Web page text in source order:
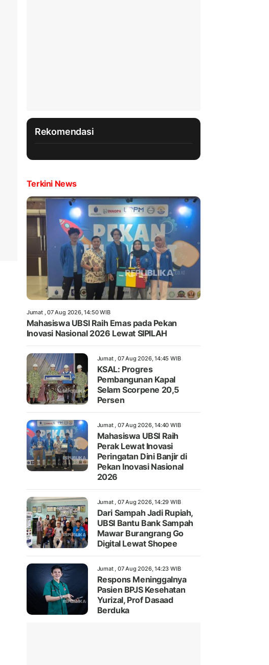
Rekomendasi
Terkini News
Jumat , 07 Aug 2026, 14:50 WIB
Mahasiswa UBSI Raih Emas pada Pekan
Inovasi Nasional 2026 Lewat SIPILAH
Jumat , 07 Aug 2026, 14:45 WIB
KSAL: Progres
Pembangunan Kapal
Selam Scorpene 20,5
Persen
Jumat , 07 Aug 2026, 14:40 WIB
Mahasiswa UBSI Raih
Perak Lewat Inovasi
Peringatan Dini Banjir di
Pekan Inovasi Nasional
2026
Jumat , 07 Aug 2026, 14:29 WIB
Dari Sampah Jadi Rupiah,
UBSI Bantu Bank Sampah
Mawar Burangrang Go
Digital Lewat Shopee
Jumat , 07 Aug 2026, 14:23 WIB
Respons Meninggalnya
Pasien BPJS Kesehatan
Yurizal, Prof Dasaad
Berduka